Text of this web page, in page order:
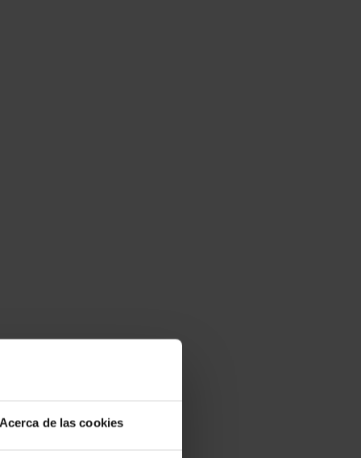
Acerca de las cookies